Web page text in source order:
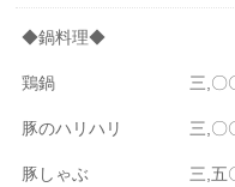
◆鍋料理◆
鶏鍋 三,〇〇
豚のハリハリ 三,〇
豚しゃぶ 三,五〇